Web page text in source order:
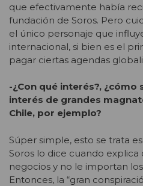
que efectivamente había
fundación de Soros. Pero
el único personaje que
internacional, si bien es el
pagar ciertas agendas
-¿Con qué interés?, ¿cómo
interés de grandes
Chile, por ejemplo?
Súper simple, esto se trata
Soros lo dice cuando
negocios y no le importan
Entonces, la “gran